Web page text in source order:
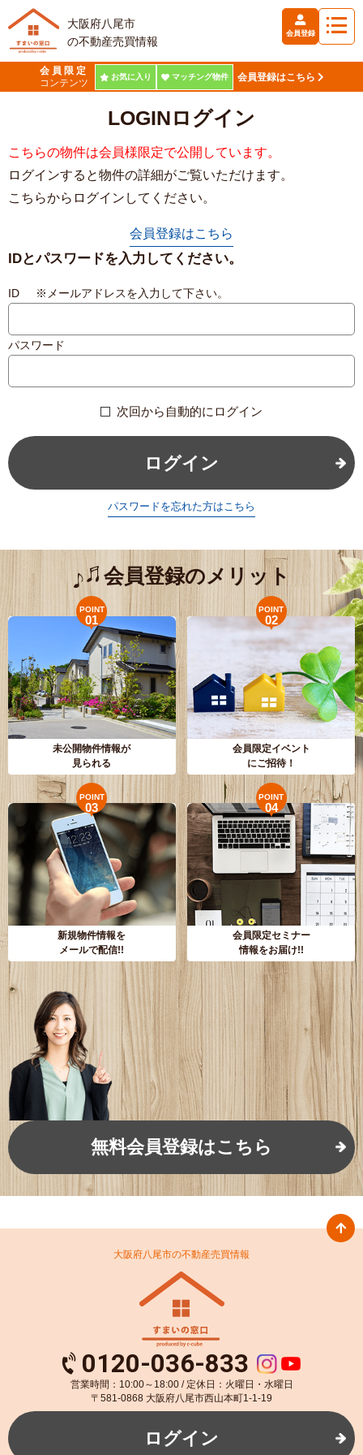
大阪府八尾市
の不動産売買情報
会員登録
会員限定
コンテンツ
お気に入り マッチング物件 会員登録はこちら
LOGINログイン
こちらの物件は会員様限定で公開しています。
ログインすると物件の詳細がご覧いただけます。
こちらからログインしてください。
会員登録はこちら
IDとパスワードを入力してください。
ID ※メールアドレスを入力して下さい。
パスワード
次回から自動的にログイン
ログイン
パスワードを忘れた方はこちら
会員登録のメリット
POINT
01
未公開物件情報が
見られる
POINT
02
会員限定イベント
にご招待！
POINT
03
新規物件情報を
メールで配信!!
POINT
04
会員限定セミナー
情報をお届け!!
無料会員登録はこちら
大阪府八尾市の不動産売買情報
0120-036-833
営業時間：10:00～18:00 / 定休日：火曜日・水曜日
〒581-0868 大阪府八尾市西山本町1-1-19
ログイン